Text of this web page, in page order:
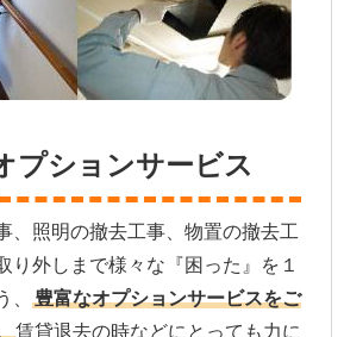
プションサービス
、照明の撤去工事、物置の撤去工
り外しまで様々な『困った』を１
、
豊富なオプションサービスをご
賃貸退去の時などにとっても力に